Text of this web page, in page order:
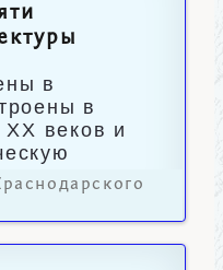
в
в
веков и